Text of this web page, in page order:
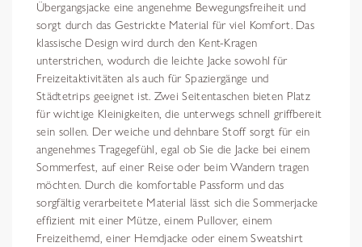
Übergangsjacke eine angenehme Bewegungsfreiheit und
sorgt durch das Gestrickte Material für viel Komfort. Das
klassische Design wird durch den Kent-Kragen
unterstrichen, wodurch die leichte Jacke sowohl für
Freizeitaktivitäten als auch für Spaziergänge und
Städtetrips geeignet ist. Zwei Seitentaschen bieten Platz
für wichtige Kleinigkeiten, die unterwegs schnell griffbereit
sein sollen. Der weiche und dehnbare Stoff sorgt für ein
angenehmes Tragegefühl, egal ob Sie die Jacke bei einem
Sommerfest, auf einer Reise oder beim Wandern tragen
möchten. Durch die komfortable Passform und das
sorgfältig verarbeitete Material lässt sich die Sommerjacke
effizient mit einer Mütze, einem Pullover, einem
Freizeithemd, einer Hemdjacke oder einem Sweatshirt